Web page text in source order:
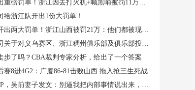
磅罚单！浙江因丢打火机+喊黑哨被罚11万，老板还被禁赛
给浙江队开出1份大罚单！
两大罚单！浙江山西被罚21万：他们都被现场球迷坑惨了
于对义乌赛区、浙江稠州俱乐部及俱乐部投资人金子军处罚的函
步了吗？CBA裁判专家分析，给出了一个答案
赛8进4G2：广厦86-81击败山西 拖入抢三生死战
吴前妻子发文：别逼我把内部事情说出来，希望能被尊重